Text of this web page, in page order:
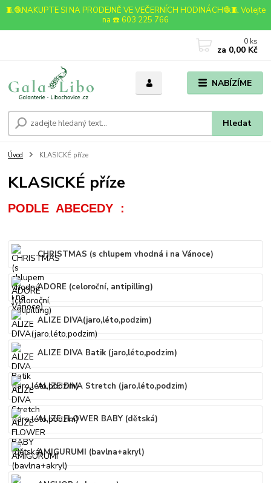
🧵🧶NAKUPTE SI NA PRODEJNĚ VE VEČERNÍCH HODINÁCH🧶🧵 Volejte
na ☎️ 603 225 766
NABÍZÍME
Hledat
0 ks
za 0,00 Kč
Úvod KLASICKÉ příze
KLASICKÉ příze
PODLE  ABECEDY  :
CHRISTMAS (s chlupem vhodná i na Vánoce)
ADORE (celoroční, antipilling)
ALIZE DIVA(jaro,léto,podzim)
ALIZE DIVA Batik (jaro,léto,podzim)
ALIZE DIVA Stretch (jaro,léto,podzim)
ALIZE FLOWER BABY (dětská)
AMIGURUMI (bavlna+akryl)